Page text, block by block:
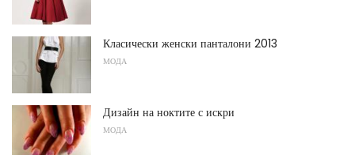
Класически женски панталони 2013
МОДА
Дизайн на ноктите с искри
МОДА